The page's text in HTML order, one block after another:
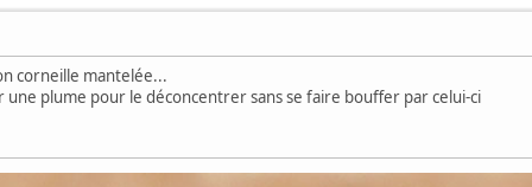
corneille mantelée...
plume pour le déconcentrer sans se faire bouffer par celui-ci